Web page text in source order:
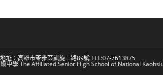
址：高雄市苓雅區凱旋二路89號 TEL:07-7613875
中學 The Affiliated Senior High School of National